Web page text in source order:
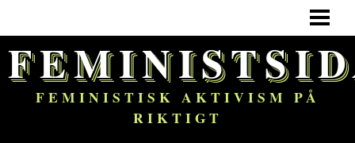
FEMINISM
OM BLOGGEN
FEMINISTISK AKTIVISM PÅ
RIKTIGT